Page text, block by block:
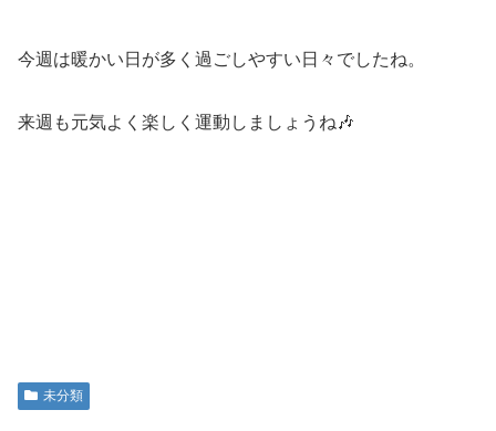
今週は暖かい日が多く過ごしやすい日々でしたね。
来週も元気よく楽しく運動しましょうね🎶
未分類